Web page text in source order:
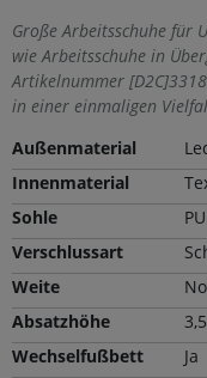
Große Arbeitsschuhe für
wie Arbeitsschuhe in
Artikelnummer
in einer einmaligen
Außenmaterial
Innenmaterial
Sohle
PU
Verschlussart
Weite
Absatzhöhe
Wechselfußbett
Ja